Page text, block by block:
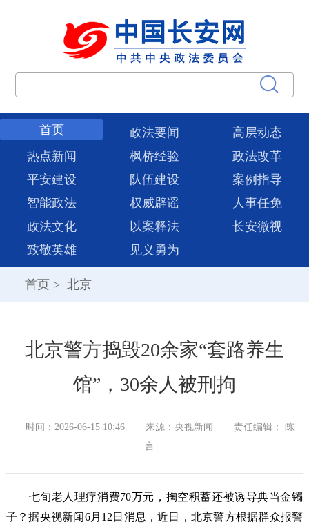
首页 政法要闻
高层动态
热点新闻
枫桥经验
政法改革
平安建设
队伍建设
案例指导
智能政法
权威辟谣
人事任免
政法文化
以案释法
长安微视
致敬英雄
见义勇为
首页 > 北京
北京警方捣毁20余家“套路养生
馆”，30余人被刑拘
时间：2026-06-15 10:46 来源：央视新闻
责任编辑： 陈
言
七旬老人理疗消费70万元，掏空积蓄还被诱导典当金镯
子？据央视新闻6月12日消息，近日，北京警方根据群众报警